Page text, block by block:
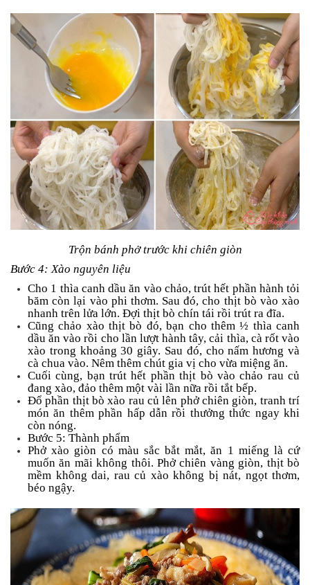
Trộn bánh phở trước khi chiên giòn
Bước 4: Xào nguyên liệu
Cho 1 thìa canh dầu ăn vào chảo, trút hết phần hành tỏi
băm còn lại vào phi thơm. Sau đó, cho thịt bò vào xào
nhanh trên lửa lớn. Đợi thịt bò chín tái rồi trút ra đĩa.
Cũng chảo xào thịt bò đó, bạn cho thêm ½ thìa canh
dầu ăn vào rồi cho lần lượt hành tây, cải thìa, cà rốt vào
xào trong khoảng 30 giây. Sau đó, cho nấm hương và
cà chua vào. Nêm thêm chút gia vị cho vừa miệng ăn.
Cuối cùng, bạn trút hết phần thịt bò vào chảo rau củ
đang xào, đảo thêm một vài lần nữa rồi tắt bếp.
Đổ phần thịt bò xào rau củ lên phở chiên giòn, tranh trí
món ăn thêm phần hấp dẫn rồi thưởng thức ngay khi
còn nóng.
Bước 5: Thành phẩm
Phở xào giòn có màu sắc bắt mắt, ăn 1 miếng là cứ
muốn ăn mãi không thôi. Phở chiên vàng giòn, thịt bò
mềm không dai, rau củ xào không bị nát, ngọt thơm,
béo ngậy.